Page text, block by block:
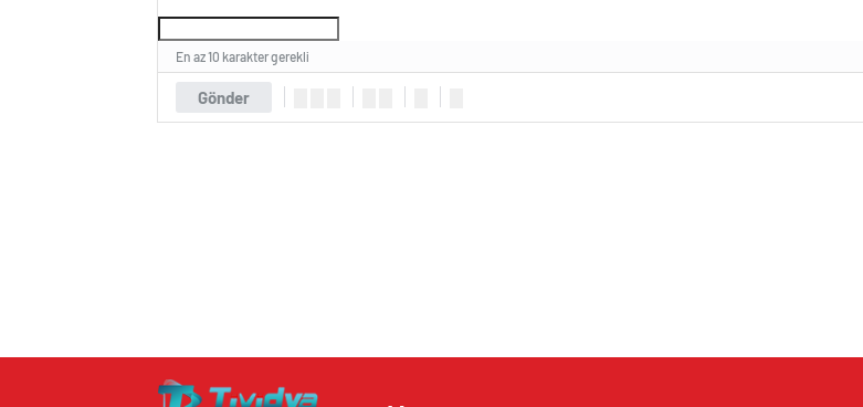
Gönder
En az 10 karakter gerekli